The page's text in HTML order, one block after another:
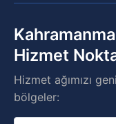
Hizmet
Hizmet ağımızı
bölgeler: